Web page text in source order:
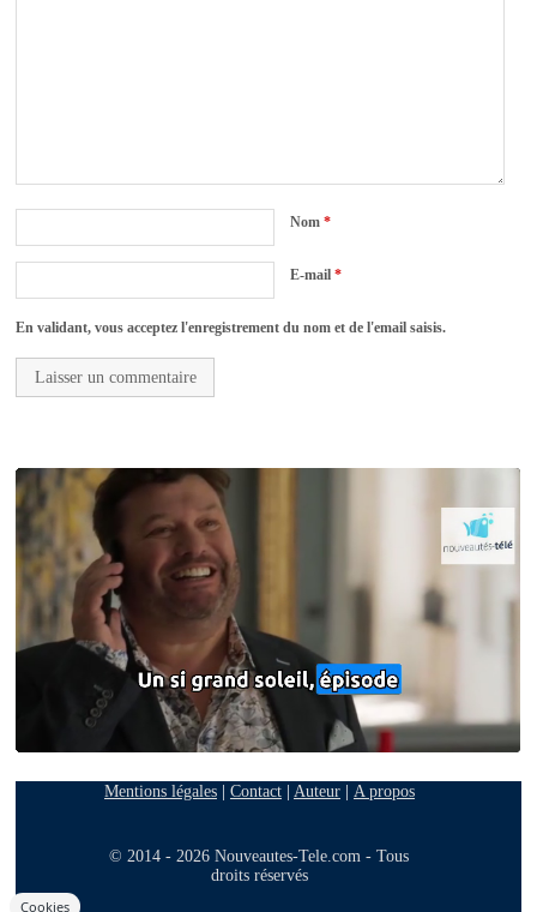
Nom*
E-mail*
En validant, vous acceptez l'enregistrement du nom et de l'email saisis.
Mentions légales| Contact| Auteur| A propos
© 2014 - 2026 Nouveautes-Tele.com - Tous
droits réservés
Cookies